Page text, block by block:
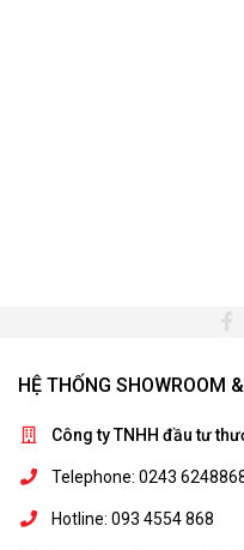
HỆ THỐNG SHOWROOM
Công ty TNHH đầu tư
Telephone: 0243
Hotline: 093 4554 868